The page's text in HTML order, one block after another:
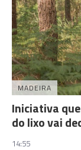
MADEIRA
Iniciativa
do lixo vai
14:55